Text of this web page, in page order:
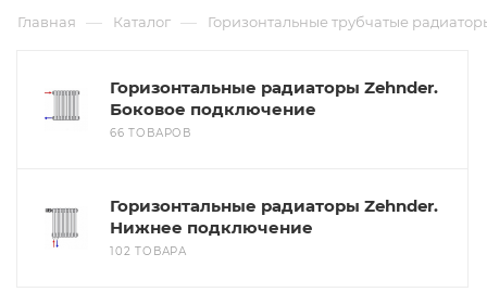
Главная — Каталог — Горизонтальные трубчатые
Горизонтальные радиаторы Zehnder.
Боковое подключение
66 ТОВАРОВ
Горизонтальные радиаторы Zehnder.
Нижнее подключение
102 ТОВАРА